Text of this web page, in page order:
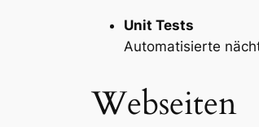
Unit Tests
Automatisierte
Webseiten